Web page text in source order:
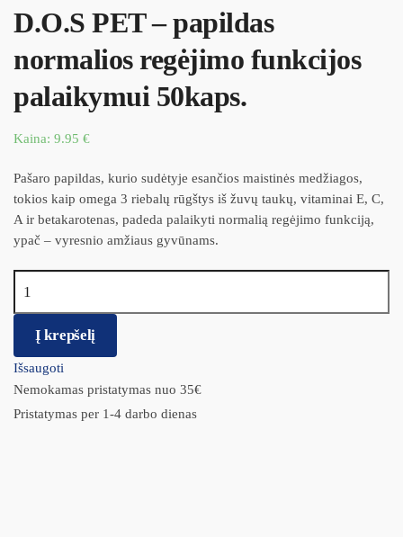
D.O.S PET – papildas
normalios regėjimo funkcijos
palaikymui 50kaps.
Kaina: 9.95 €
Pašaro papildas, kurio sudėtyje esančios maistinės medžiagos,
tokios kaip omega 3 riebalų rūgštys iš žuvų taukų, vitaminai E, C,
A ir betakarotenas, padeda palaikyti normalią regėjimo funkciją,
ypač – vyresnio amžiaus gyvūnams.
Į krepšelį
Išsaugoti
Nemokamas pristatymas nuo 35€
Pristatymas per 1-4 darbo dienas